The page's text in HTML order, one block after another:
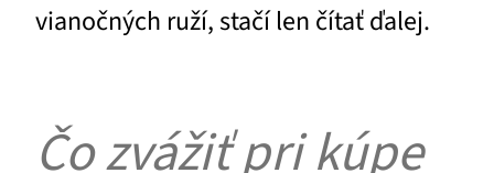
vianočných ruží, stačí len čítať ďalej.
Čo zvážiť pri kúpe